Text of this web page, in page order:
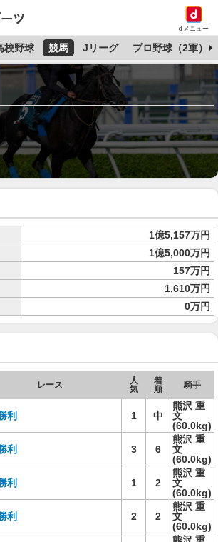
dメニュー
校野球 競馬 Jリーグ プロ野球（2軍）
1億5,157万円
1億5,000万円
157万円
1,610万円
0万円
レース
人
気
着
順
騎手
利 1 中
熊沢 重
文
(60.0kg)
利 3 6
熊沢 重
文
(60.0kg)
利 1 2
熊沢 重
文
(60.0kg)
利 2 2
熊沢 重
文
(60.0kg)